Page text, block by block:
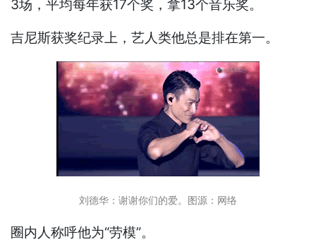
3场，平均每年获17个奖，拿13个音乐奖。
吉尼斯获奖纪录上，艺人类他总是排在第一。
刘德华：谢谢你们的爱。图源：网络
圈内人称呼他为“劳模”。